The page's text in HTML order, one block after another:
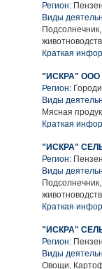
Регион:
Виды
Краткая
"ИСКРА" ООО
Регион:
Виды
Мясная
Краткая
"ИСКРА"
Регион:
Виды
Краткая
"ИСКРА"
Регион:
Виды
Овощи,